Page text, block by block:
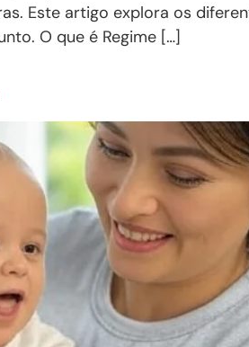
Este artigo explora os
O que é Regime […]